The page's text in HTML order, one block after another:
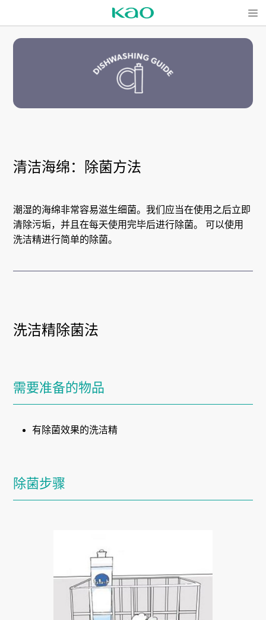
清洁海绵：除菌方法
潮湿的海绵非常容易滋生细菌。我们应当在使用之后立即
清除污垢，并且在每天使用完毕后进行除菌。 可以使用
洗洁精进行简单的除菌。
洗洁精除菌法
需要准备的物品
有除菌效果的洗洁精
除菌步骤